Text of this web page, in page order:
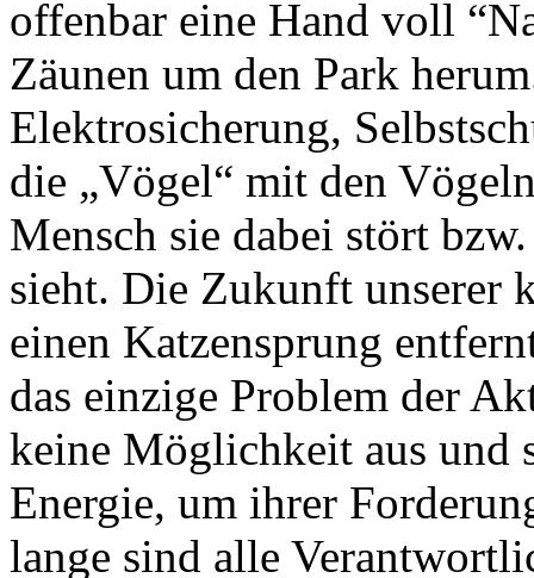
offenbar eine Hand voll
Zäunen um den Park
Elektrosicherung,
die „Vögel“ mit den
Mensch sie dabei stört
sieht. Die Zukunft unserer
einen Katzensprung
das einzige Problem der
keine Möglichkeit aus und
Energie, um ihrer
lange sind alle